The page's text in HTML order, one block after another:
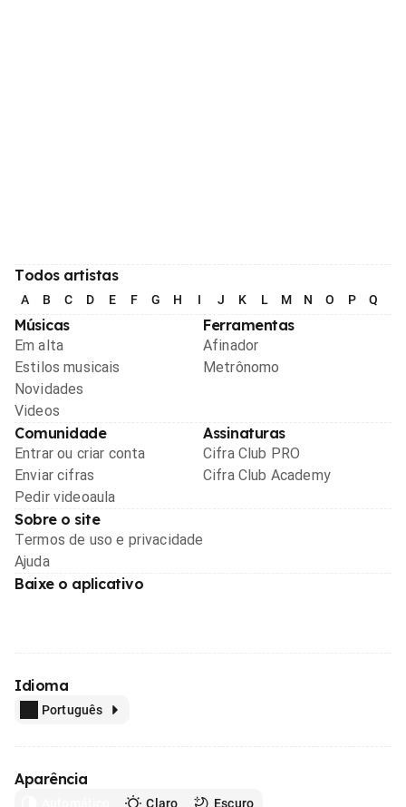
Todos artistas
A B C D E F G H I J K L M N O P Q
Músicas
Em alta
Estilos musicais
Novidades
Videos
Ferramentas
Afinador
Metrônomo
Comunidade
Entrar ou criar conta
Enviar cifras
Pedir videoaula
Assinaturas
Cifra Club PRO
Cifra Club Academy
Sobre o site
Termos de uso e privacidade
Ajuda
Baixe o aplicativo
Idioma
Português
Aparência
Claro Escuro